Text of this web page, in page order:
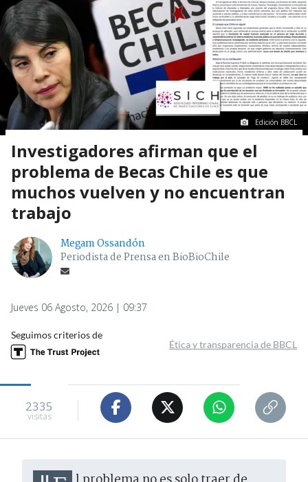
Edición BBCL
Investigadores afirman que el
problema de Becas Chile es que
muchos vuelven y no encuentran
trabajo
Megam Ossandón
Periodista de Prensa en BioBioChile
Jueves 06 Agosto, 2026 | 09:37
Seguimos criterios de
Ética y transparencia de BBCL
2335
visitas